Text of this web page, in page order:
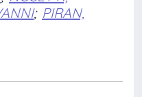
; PIRAN,